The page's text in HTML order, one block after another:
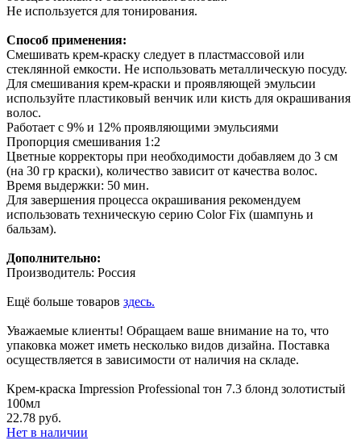
Не используется для тонирования.
Способ применения:
Смешивать крем-краску следует в пластмассовой или
стеклянной емкости. Не использовать металлическую посуду.
Для смешивания крем-краски и проявляющей эмульсии
используйте пластиковый венчик или кисть для окрашивания
волос.
Работает с 9% и 12% проявляющими эмульсиями
Пропорция смешивания 1:2
Цветные корректоры при необходимости добавляем до 3 см
(на 30 гр краски), количество зависит от качества волос.
Время выдержки: 50 мин.
Для завершения процесса окрашивания рекомендуем
использовать техническую серию Color Fix (шампунь и
бальзам).
Дополнительно:
Производитель: Россия
Ещё больше товаров здесь.
Уважаемые клиенты! Обращаем ваше внимание на то, что
упаковка может иметь несколько видов дизайна. Поставка
осуществляется в зависимости от наличия на складе.
Крем-краска Impression Professional тон 7.3 блонд золотистый
100мл
22.78 руб.
Нет в наличии